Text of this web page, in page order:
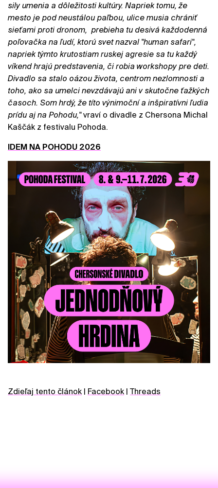
sily umenia a dôležitosti kultúry. Napriek tomu, že
mesto je pod neustálou paľbou, ulice musia chrániť
sieťami proti dronom, prebieha tu desivá každodenná
poľovačka na ľudí, ktorú svet nazval "human safari",
napriek týmto krutostiam ruskej agresie sa tu každý
víkend hrajú predstavenia, či robia workshopy pre deti.
Divadlo sa stalo oázou života, centrom nezlomnosti a
toho, ako sa umelci nevzdávajú ani v skutočne ťažkých
časoch. Som hrdý, že títo výnimoční a inšpiratívni ľudia
prídu aj na Pohodu,"vraví o divadle z Chersona Michal
Kaščák z festivalu Pohoda.
IDEM NA POHODU 2026
Zdieľaj tento článok | Facebook | Threads